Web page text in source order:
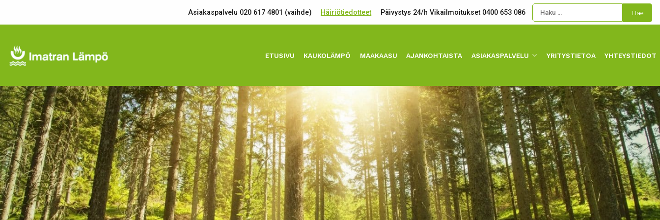
Asiakaspalvelu 020 617 4801 (vaihde) Häiriötiedotteet Päivystys 24/h Vikailmoitukset 0400 653 086
ETUSIVU KAUKOLÄMPÖ MAAKAASU AJANKOHTAISTA ASIAKASPALVELU YRITYSTIETOA YHTEYSTIEDOT